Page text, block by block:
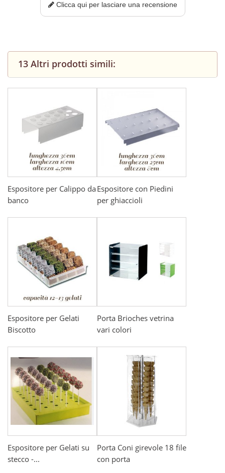
Clicca qui per lasciare una recensione
13 Altri prodotti simili:
Espositore per Calippo da
banco
Espositore con Piedini
per ghiaccioli
Espositore per Gelati
Biscotto
Porta Brioches vetrina
vari colori
Espositore per Gelati su
stecco -...
Porta Coni girevole 18 file
con porta